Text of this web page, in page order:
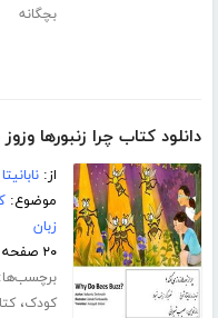
بچگانه
دانلود کتاب چرا زنبورها
از:
موضوع:
زبان
۲۰ صفحه
کودک،